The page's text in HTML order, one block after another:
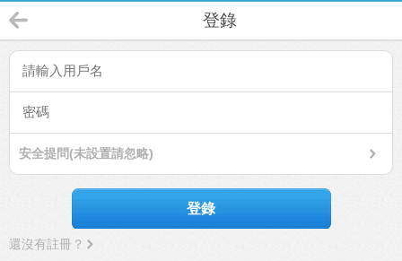
登錄
安全提問(未設置請忽略)
登錄
還沒有註冊？